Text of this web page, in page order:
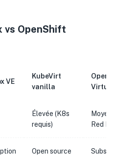
vs OpenShift
VE
KubeVirt
vanilla
Élevée (K8s
requis)
Red
Open source